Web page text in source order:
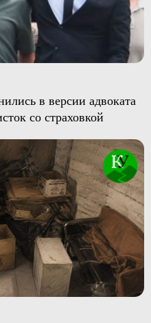
в версии адвоката
со страховкой